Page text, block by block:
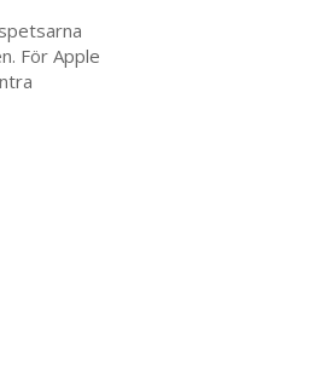
För Apple